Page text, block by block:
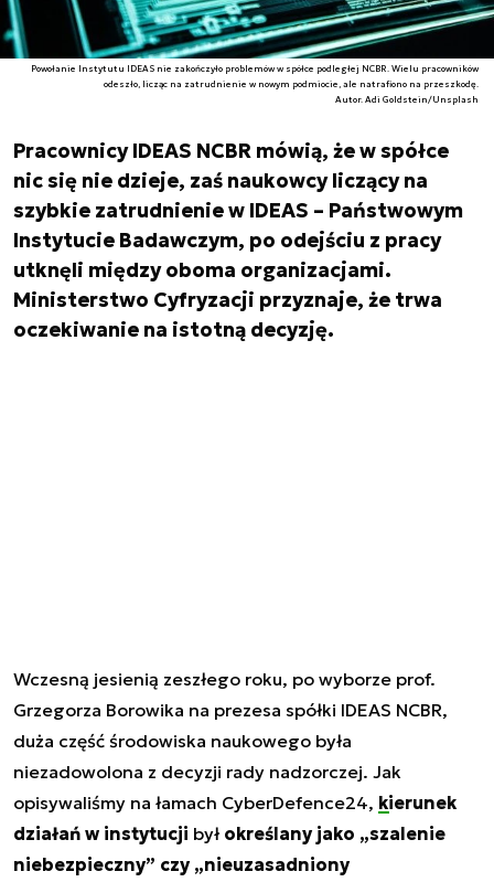
Powołanie Instytutu IDEAS nie zakończyło problemów w spółce podległej NCBR. Wielu pracowników
odeszło, licząc na zatrudnienie w nowym podmiocie, ale natrafiono na przeszkodę.
Autor. Adi Goldstein/Unsplash
Pracownicy IDEAS NCBR mówią, że w spółce
nic się nie dzieje, zaś naukowcy liczący na
szybkie zatrudnienie w IDEAS – Państwowym
Instytucie Badawczym, po odejściu z pracy
utknęli między oboma organizacjami.
Ministerstwo Cyfryzacji przyznaje, że trwa
oczekiwanie na istotną decyzję.
Wczesną jesienią zeszłego roku, po wyborze prof.
Grzegorza Borowika na prezesa spółki IDEAS NCBR,
duża część środowiska naukowego była
niezadowolona z decyzji rady nadzorczej. Jak
opisywaliśmy na łamach CyberDefence24, kierunek
działań w instytucji był określany jako „szalenie
niebezpieczny” czy „nieuzasadniony